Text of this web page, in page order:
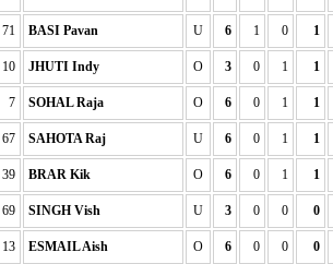
71 BASI Pavan U 6 1 0 1
10 JHUTI Indy O 3 0 1 1
7 SOHAL Raja O 6 0 1 1
67 SAHOTA Raj U 6 0 1 1
39 BRAR Kik O 6 0 1 1
69 SINGH Vish U 3 0 0 0
13 ESMAIL Aish O 6 0 0 0